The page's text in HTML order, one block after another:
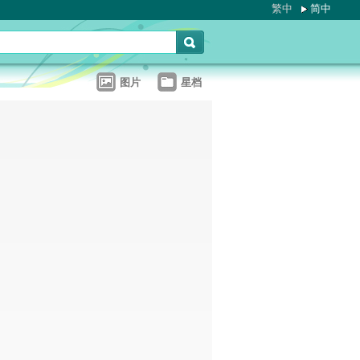
繁中 简中
图片 星档